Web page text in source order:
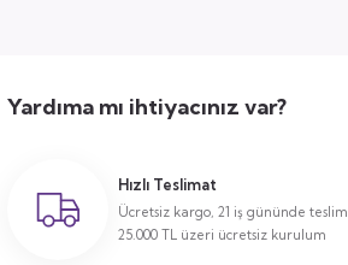
Yardıma mı ihtiyacınız var?
Hızlı Teslimat
Ücretsiz kargo, 21 iş gününde teslim
25.000 TL üzeri ücretsiz kurulum